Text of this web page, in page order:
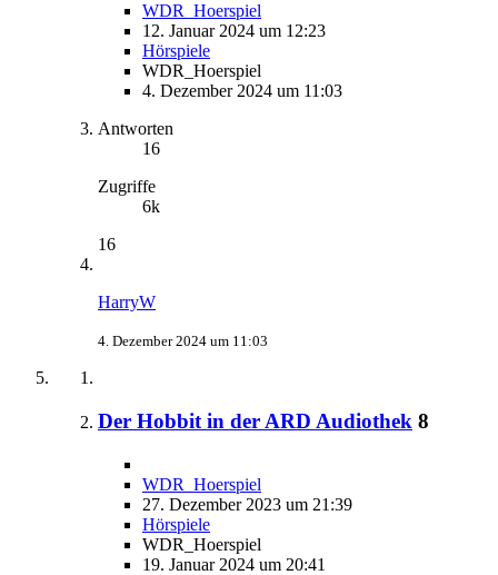
WDR_Hoerspiel
12. Januar 2024 um 12:23
Hörspiele
WDR_Hoerspiel
4. Dezember 2024 um 11:03
Antworten
16
Zugriffe
6k
16
HarryW
4. Dezember 2024 um 11:03
Der Hobbit in der ARD Audiothek 8
WDR_Hoerspiel
27. Dezember 2023 um 21:39
Hörspiele
WDR_Hoerspiel
19. Januar 2024 um 20:41